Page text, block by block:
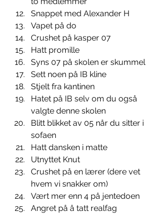
Snappet med Alexander H
Vapet på do
Crushet på kasper 07
Hatt promille
Syns 07 på skolen er skummel
Sett noen på IB kline
Stjelt fra kantinen
Hatet på IB selv om du også
valgte denne skolen
Blitt blikket av 05 når du sitter i
sofaen
Hatt dansken i matte
Utnyttet Knut
Crushet på en lærer (dere vet
hvem vi snakker om)
Vært mer enn 4 på jentedoen
Angret på å tatt realfag